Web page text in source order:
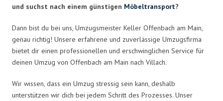
und suchst nach einem günstigen Möbeltransport?
Dann bist du bei uns, Umzugsmeister Keller Offenbach am Main,
genau richtig! Unsere erfahrene und zuverlässige Umzugsfirma
bietet dir einen professionellen und erschwinglichen Service für
deinen Umzug von Offenbach am Main nach Villach.
Wir wissen, dass ein Umzug stressig sein kann, deshalb
unterstützen wir dich bei jedem Schritt des Prozesses. Unser